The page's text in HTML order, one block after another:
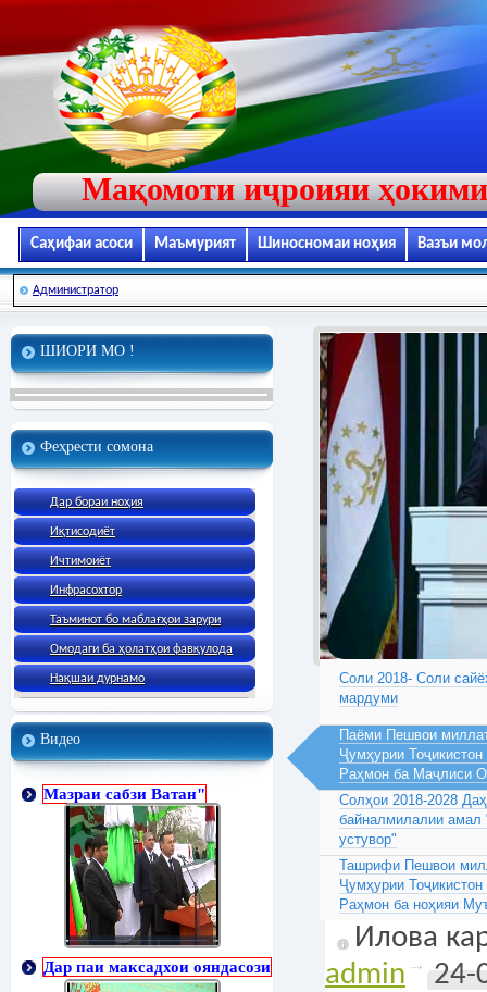
Мақомоти иҷроияи
Саҳифаи асоси Маъмурият Шиносномаи ноҳия Вазъи
Администратор
ШИОРИ МО !
Феҳрести сомона
Дар бораи ноҳия
Иқтисодиёт
Ичтимоиёт
Инфрасохтор
Таъминот бо маблағҳои зарури
Омодаги ба ҳолатҳои фавқулода
Нақшаи дурнамо
Видео
Мазраи сабзи Ватан"
Дар паи максадхои ояндасози
Соли 2018- Соли
мардуми
Паёми Пешвои
Ҷумҳурии
Раҳмон ба Маҷлиси
Солҳои 2018-2028
байналмилалии
устувор"
Ташрифи Пешвои
Ҷумҳурии
Раҳмон ба ноҳияи
Илова
admin
24-